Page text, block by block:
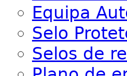
Equipa
Selo
Selos de